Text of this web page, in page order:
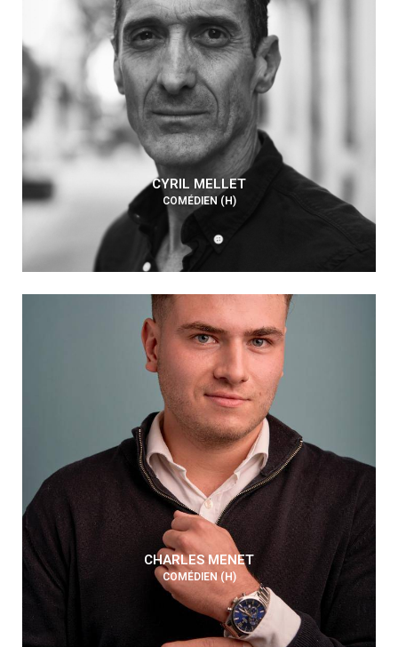
CYRIL MELLET
COMÉDIEN (H)
CHARLES MENET
COMÉDIEN (H)